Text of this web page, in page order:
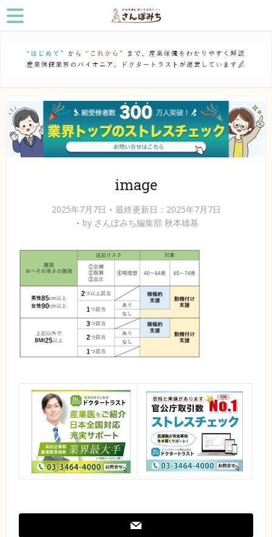
image
2025年7月7日
最終更新日：2025年7月7日
by さんぽみち編集部 秋本雄基